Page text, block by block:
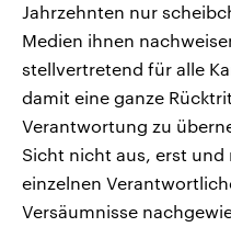
Jahrzehnten nur
Medien ihnen
stellvertretend für alle
damit eine ganze
Verantwortung zu
Sicht nicht aus, erst und
einzelnen
Versäumnisse